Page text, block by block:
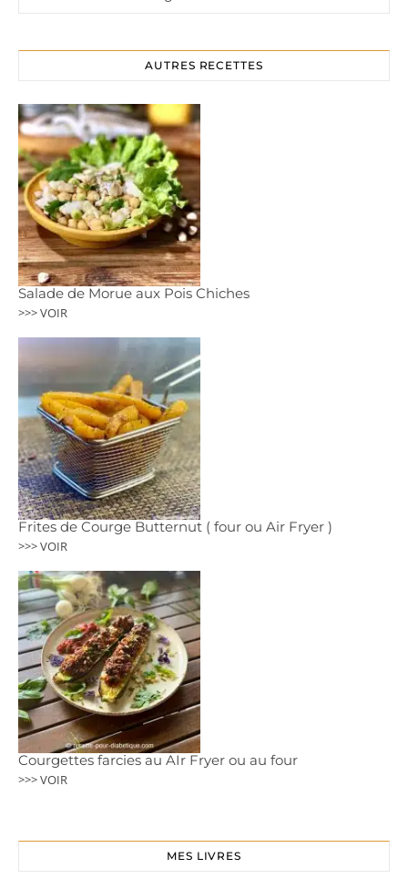
AUTRES RECETTES
Salade de Morue aux Pois Chiches
>>> VOIR
Frites de Courge Butternut ( four ou Air Fryer )
>>> VOIR
Courgettes farcies au AIr Fryer ou au four
>>> VOIR
MES LIVRES